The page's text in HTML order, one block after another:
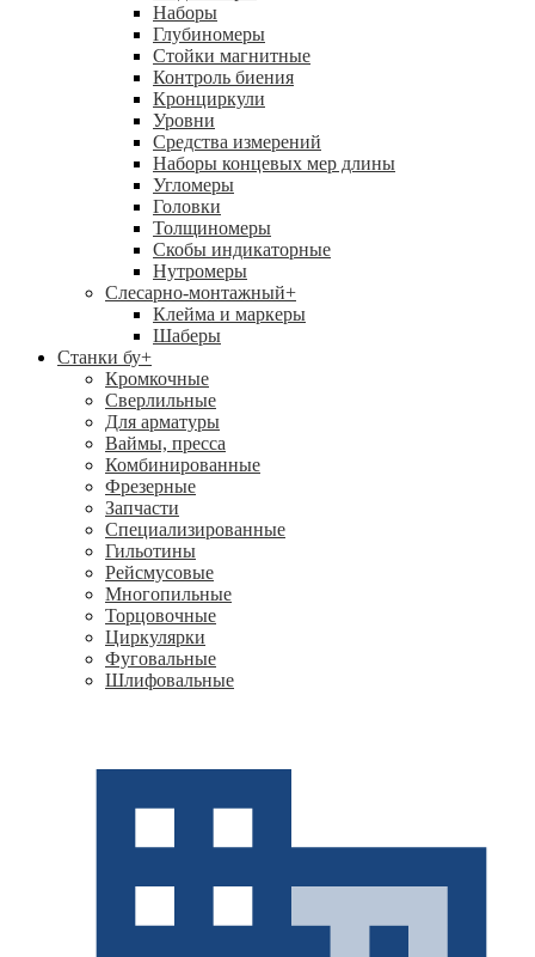
Наборы
Глубиномеры
Стойки магнитные
Контроль биения
Кронциркули
Уровни
Средства измерений
Наборы концевых мер длины
Угломеры
Головки
Толщиномеры
Скобы индикаторные
Нутромеры
Слесарно-монтажный+
Клейма и маркеры
Шаберы
Станки бу+
Кромкочные
Сверлильные
Для арматуры
Ваймы, пресса
Комбинированные
Фрезерные
Запчасти
Специализированные
Гильотины
Рейсмусовые
Многопильные
Торцовочные
Циркулярки
Фуговальные
Шлифовальные